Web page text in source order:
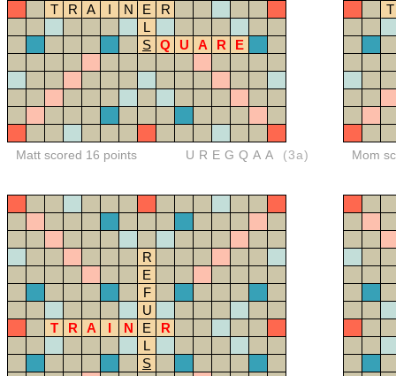
T
R A I N E
R
L
S Q U A R E
Matt scored 16 points UREGQAA (3a)
T
Mom
R
E
F
U
T
R A I N E
R
L
S